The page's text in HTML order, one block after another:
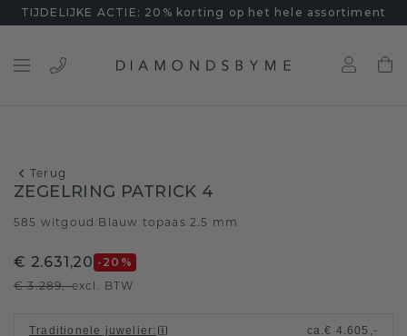
TIJDELIJKE ACTIE: 20% korting op het hele assortiment
Terug
ZEGELRING PATRICK 4
585 witgoud Blauw topaas 2.5 mm
€ 2.631,20 -20 %
€ 3.289,-excl. BTW
Traditionele juwelier: ca.€ 4.605,-